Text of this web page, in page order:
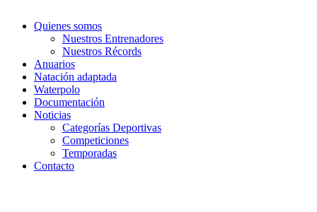
Quienes somos
Nuestros Entrenadores
Nuestros Récords
Anuarios
Natación adaptada
Waterpolo
Documentación
Noticias
Categorías Deportivas
Competiciones
Temporadas
Contacto